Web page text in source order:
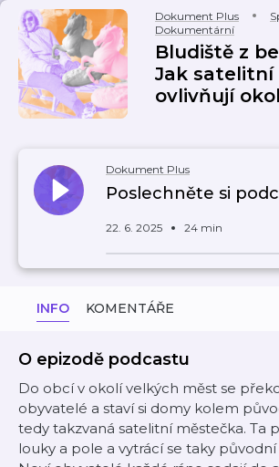
Dokument Plus
Dokumentární
Bludiště z
Jak satelitní
ovlivňují
Dokument Plus
Poslechněte si
22. 6. 2025 24 min
INFO KOMENTÁŘE
O epizodě podcastu
Do obcí v okolí velkých měst se
obyvatelé a staví si domy kolem
tedy takzvaná satelitní městečka. Ta
louky a pole a vytrácí se taky původní